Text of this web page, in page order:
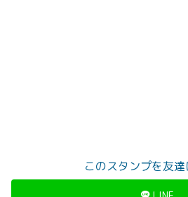
このスタンプを友